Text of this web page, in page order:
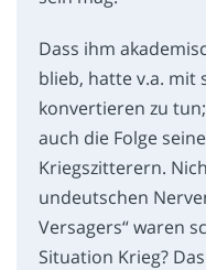
Dass ihm
blieb, hatte v.a. mit
konvertieren zu
auch die Folge
Kriegszitterern.
undeutschen
Versagers“ waren
Situation Krieg?